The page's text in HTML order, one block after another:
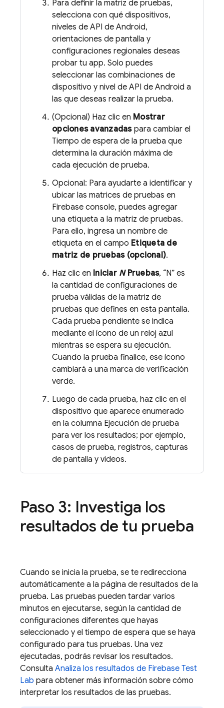
Para definir la matriz de pruebas,
selecciona con qué dispositivos,
niveles de API de Android,
orientaciones de pantalla y
configuraciones regionales deseas
probar tu app. Solo puedes
seleccionar las combinaciones de
dispositivo y nivel de API de Android a
las que deseas realizar la prueba.
(Opcional) Haz clic en Mostrar
opciones avanzadaspara cambiar el
Tiempo de espera de la prueba que
determina la duración máxima de
cada ejecución de prueba.
Opcional: Para ayudarte a identificar y
ubicar las matrices de pruebas en
Firebase console, puedes agregar
una etiqueta a la matriz de pruebas.
Para ello, ingresa un nombre de
etiqueta en el campo Etiqueta de
matriz de pruebas (opcional).
Haz clic en Iniciar NPruebas, “N” es
la cantidad de configuraciones de
prueba válidas de la matriz de
pruebas que defines en esta pantalla.
Cada prueba pendiente se indica
mediante el ícono de un reloj azul
mientras se espera su ejecución.
Cuando la prueba finalice, ese ícono
cambiará a una marca de verificación
verde.
Luego de cada prueba, haz clic en el
dispositivo que aparece enumerado
en la columna Ejecución de prueba
para ver los resultados; por ejemplo,
casos de prueba, registros, capturas
de pantalla y videos.
Paso 3: Investiga los
resultados de tu prueba
Cuando se inicia la prueba, se te redirecciona
automáticamente a la página de resultados de la
prueba. Las pruebas pueden tardar varios
minutos en ejecutarse, según la cantidad de
configuraciones diferentes que hayas
seleccionado y el tiempo de espera que se haya
configurado para tus pruebas. Una vez
ejecutadas, podrás revisar los resultados.
Consulta Analiza los resultados de Firebase Test
Lab para obtener más información sobre cómo
interpretar los resultados de las pruebas.